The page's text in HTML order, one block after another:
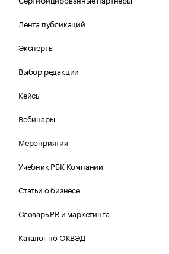
Лента публикаций
Эксперты
Выбор редакции
Кейсы
Вебинары
Мероприятия
Учебник РБК Компании
Статьи о бизнесе
Словарь PR и маркетинга
Каталог по ОКВЭД